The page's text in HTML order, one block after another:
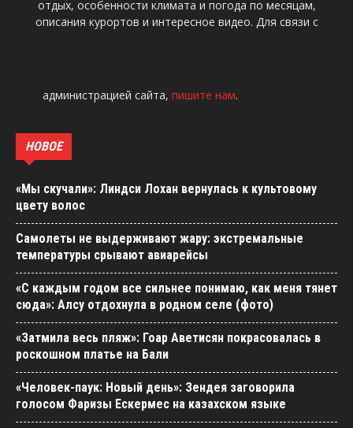
отдых, особенности климата и погода по месяцам,
описания курортов и интересное видео. Для связи с
администрацией сайта, пишите нам.
НОВОЕ
«Мы скучали»: Линдси Лохан вернулась к культовому
цвету волос
Самолеты не выдерживают жару: экстремальные
температуры срывают авиарейсы
«С каждым годом все сильнее понимаю, как меня тянет
сюда»: Алсу отдохнула в родном селе (фото)
«Затмила весь пляж»: Гоар Аветисян покрасовалась в
роскошном платье на Бали
«Человек-паук: Новый день»: Зендея заговорила
голосом Фаризы Ескермес на казахском языке